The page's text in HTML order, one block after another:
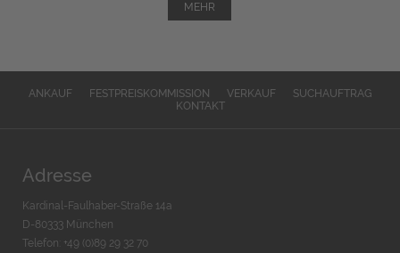
MEHR
ANKAUF FESTPREISKOMMISSION VERKAUF
SUCHAUFTRAG
KONTAKT
Adresse
Kardinal-Faulhaber-Straße 14a
D-80333 München
Telefon: +49 (0)89 29 32 70